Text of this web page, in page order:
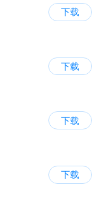
下载
下载
下载
下载